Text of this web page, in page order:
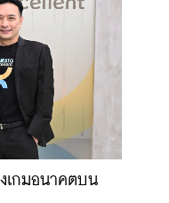
เกมอนาคตบน